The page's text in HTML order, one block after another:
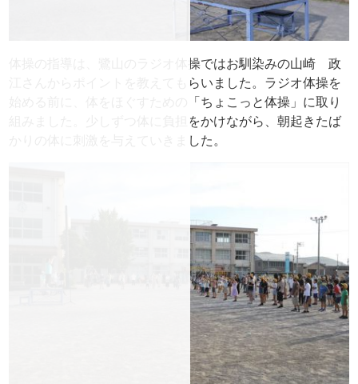
体操の指導は、鷺山のラジオ体操ではお馴染みの山崎 政
江さんからポイントを教えてもらいました。ラジオ体操を
始める前に、体をほぐすための「ちょこっと体操」に取り
組みました。少しずつ体に負担をかけながら、朝起きたば
かりの体に刺激を与えていきました。